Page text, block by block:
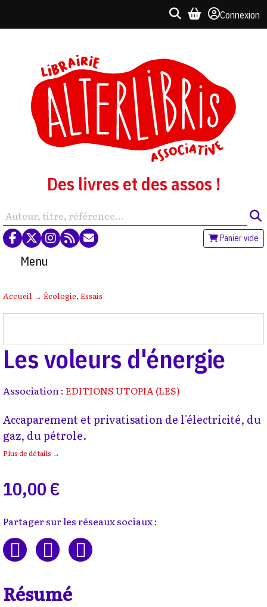
Connexion
Des livres et des assos !
Panier vide
Menu
Accueil → Écologie, Essais
Les voleurs d'énergie
Association : EDITIONS UTOPIA (LES)
Accaparement et privatisation de l'électricité, du
gaz, du pétrole.
Plus de détails →
10,00 €
Partager sur les réseaux sociaux :
Résumé